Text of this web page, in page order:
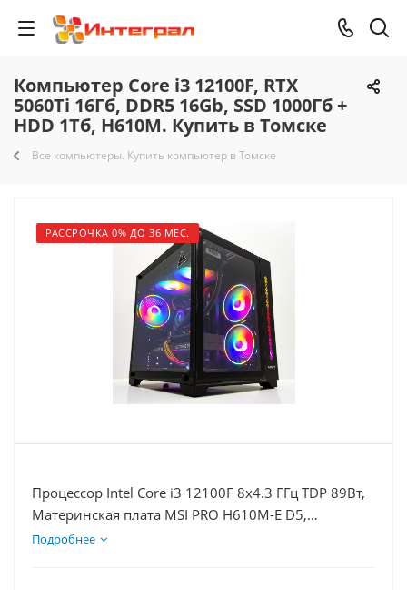
Компьютер Core i3 12100F, RTX
5060Ti 16Гб, DDR5 16Gb, SSD 1000Гб +
HDD 1Тб, H610M. Купить в Томске
Все компьютеры. Купить компьютер в Томске
РАССРОЧКА 0% ДО 36 МЕС.
Процессор Intel Core i3 12100F 8x4.3 ГГц TDP 89Вт,
Материнская плата MSI PRO H610M-E D5,
Видеокарта RTX 5060Ti 16Гб, Память DDR5 16Gb,
Подробнее